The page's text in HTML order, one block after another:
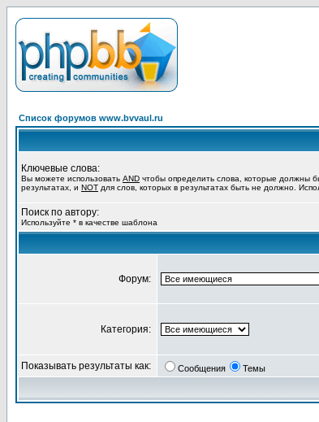
Список форумов www.bvvaul.ru
Ключевые слова:
Вы можете использовать AND чтобы определить слова, которые должны
результатах, и NOT для слов, которых в результатах быть не должно.
Поиск по автору:
Используйте * в качестве шаблона
Форум:
Категория:
Показывать результаты как: Сообщения Темы